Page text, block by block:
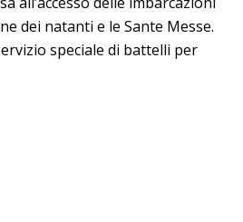
dei natanti e le Sante Messe.
speciale di battelli per